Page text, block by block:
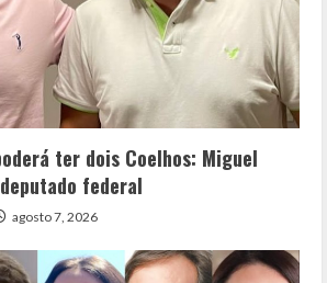
ter dois Coelhos: Miguel
federal
agosto 7, 2026